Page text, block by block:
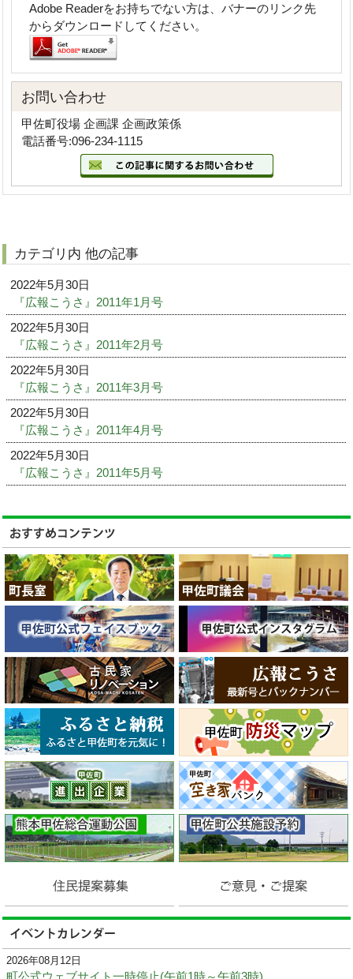
Adobe Readerをお持ちでない方は、バナーのリンク先
からダウンロードしてください。
お問い合わせ
甲佐町役場 企画課 企画政策係
電話番号:096-234-1115
カテゴリ内 他の記事
2022年5月30日
『広報こうさ』2011年1月号
2022年5月30日
『広報こうさ』2011年2月号
2022年5月30日
『広報こうさ』2011年3月号
2022年5月30日
『広報こうさ』2011年4月号
2022年5月30日
『広報こうさ』2011年5月号
2026年08月12日
町公式ウェブサイト一時停止(午前1時～午前3時)